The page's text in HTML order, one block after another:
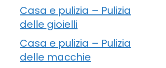
Casa e pulizia – Pulizia
delle gioielli
Casa e pulizia – Pulizia
delle macchie